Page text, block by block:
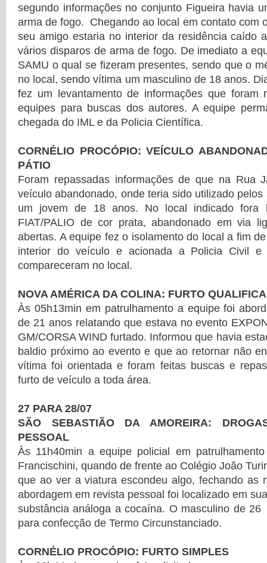
segundo informações no conjunto Figueira havia
arma de fogo. Chegando ao local em contato com
seu amigo estaria no interior da residência caído
vários disparos de arma de fogo. De imediato a
SAMU o qual se fizeram presentes, sendo que o
no local, sendo vítima um masculino de 18 anos.
fez um levantamento de informações que foram
equipes para buscas dos autores. A equipe
chegada do IML e da Policia Científica.
CORNÉLIO PROCÓPIO: VEÍCULO
PÁTIO
Foram repassadas informações de que na Rua
veículo abandonado, onde teria sido utilizado
um jovem de 18 anos. No local indicado fora
FIAT/PALIO de cor prata, abandonado em via
abertas. A equipe fez o isolamento do local a fim
interior do veículo e acionada a Policia Civil e
compareceram no local.
NOVA AMÉRICA DA COLINA: FURTO
Às 05h13min em patrulhamento a equipe foi
de 21 anos relatando que estava no evento
GM/CORSA WIND furtado. Informou que havia
baldio próximo ao evento e que ao retornar não
vítima foi orientada e foram feitas buscas e
furto de veículo a toda área.
27 PARA 28/07
SÃO SEBASTIÃO DA AMOREIRA:
PESSOAL
Às 11h40min a equipe policial em
Francischini, quando de frente ao Colégio João
que ao ver a viatura escondeu algo, fechando as
abordagem em revista pessoal foi localizado em
substância análoga a cocaína. O masculino de
para confecção de Termo Circunstanciado.
CORNÉLIO PROCÓPIO: FURTO SIMPLES